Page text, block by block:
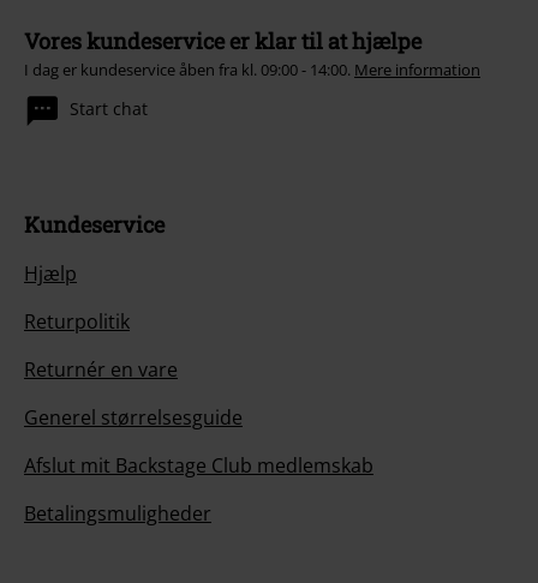
Vores kundeservice er klar til at hjælpe
I dag er kundeservice åben fra kl. 09:00 - 14:00. Mere information
Start chat
Kundeservice
Hjælp
Returpolitik
Returnér en vare
Generel størrelsesguide
Afslut mit Backstage Club medlemskab
Betalingsmuligheder